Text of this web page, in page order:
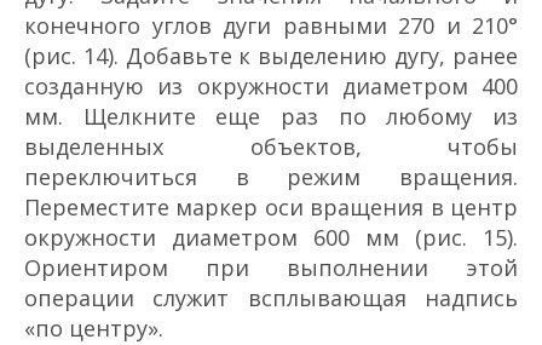
конечного углов дуги равными 270 и 210°
(рис. 14). Добавьте к выделению дугу, ранее
созданную из окружности диаметром 400
мм. Щелкните еще раз по любому из
выделенных объектов, чтобы
переключиться в режим вращения.
Переместите маркер оси вращения в центр
окружности диаметром 600 мм (рис. 15).
Ориентиром при выполнении этой
операции служит всплывающая надпись
«по центру».